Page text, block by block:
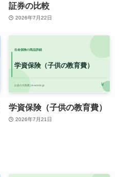
証券の比較
2026年7月22日
学資保険（子供の教育費）
2026年7月21日